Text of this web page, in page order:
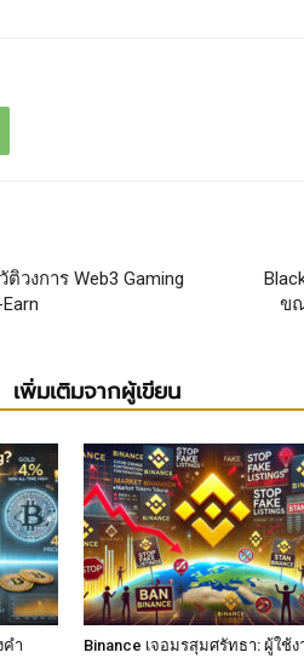
วงการ Web3 Gaming
ขณ
เพิ่มเติมจากผู้เขียน
คำ
Binance เจอมรสุมศรัทธา: ผู้ใช้